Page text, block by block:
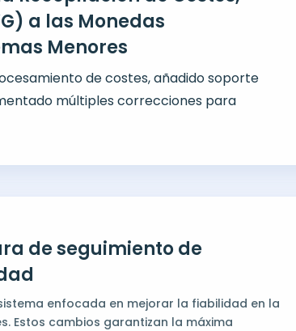
a las Monedas
Menores
de costes, añadido soporte
múltiples correcciones para
de seguimiento de
enfocada en mejorar la fiabilidad en la
Estos cambios garantizan la máxima